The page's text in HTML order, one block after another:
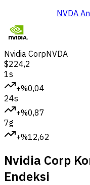
NVDA
Nvidia CorpNVDA
$224,2
1s
+%0,04
24s
+%0,87
7g
+%12,62
Nvidia Corp
Endeksi